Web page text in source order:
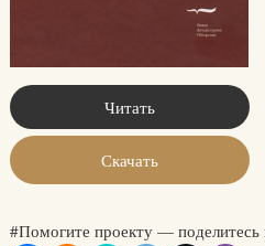
Читать
Скачать
#Помогите проекту — поделитесь